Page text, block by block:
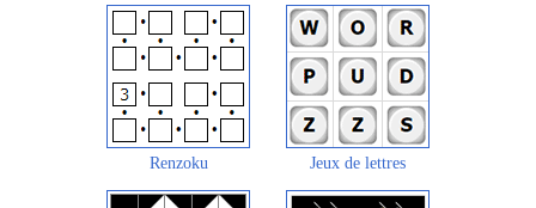
Renzoku Jeux de lettres